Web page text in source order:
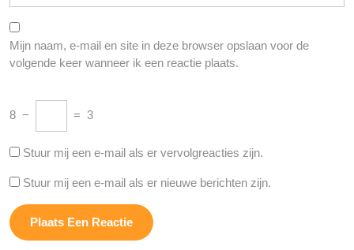
Mijn naam, e-mail en site in deze browser opslaan voor de
volgende keer wanneer ik een reactie plaats.
8 − = 3
Stuur mij een e-mail als er vervolgreacties zijn.
Stuur mij een e-mail als er nieuwe berichten zijn.